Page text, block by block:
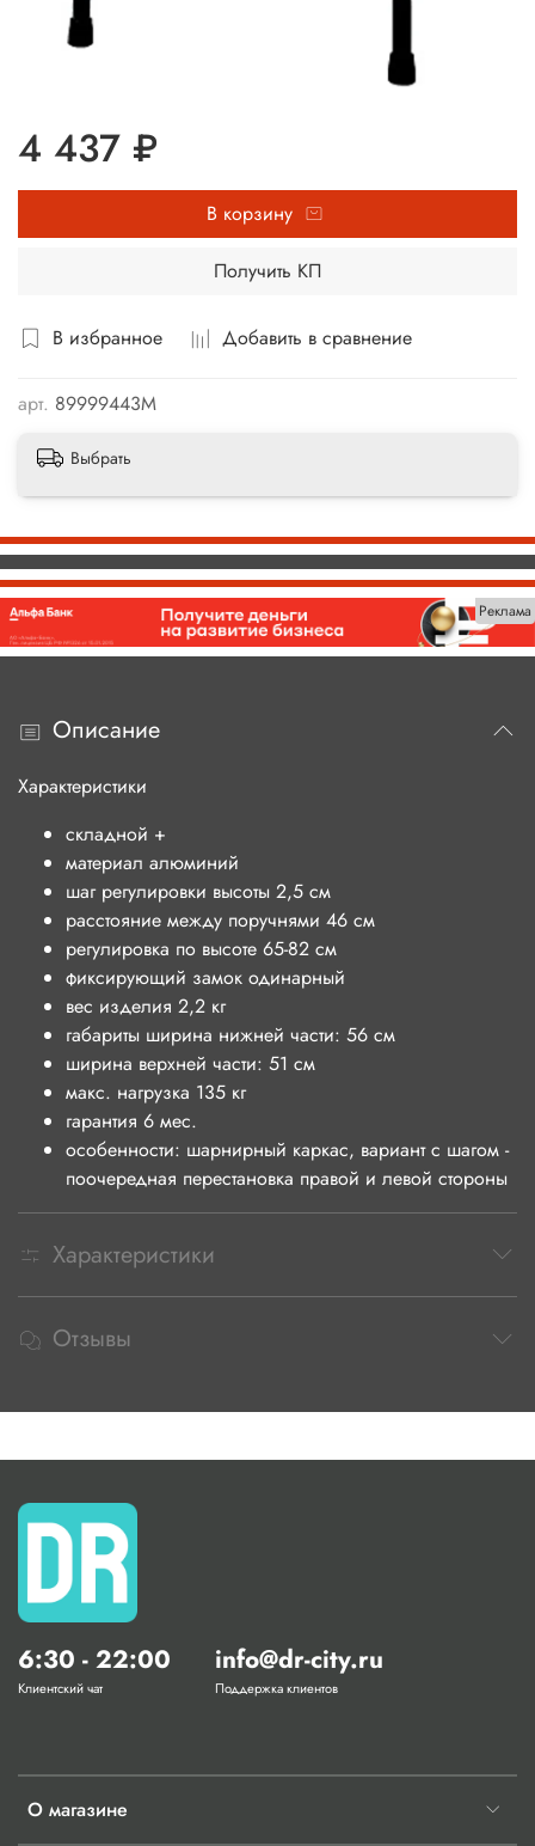
В избранное Добавить в сравнение
арт. 89999443М
4 437 ₽
В корзину
Получить КП
Выбрать
Реклама
Описание
Характеристики
складной +
материал алюминий
шаг регулировки высоты 2,5 см
расстояние между поручнями 46 см
регулировка по высоте 65-82 см
фиксирующий замок одинарный
вес изделия 2,2 кг
габариты ширина нижней части: 56 см
ширина верхней части: 51 см
макс. нагрузка 135 кг
гарантия 6 мес.
особенности: шарнирный каркас, вариант с шагом -
поочередная перестановка правой и левой стороны
Характеристики
Отзывы
О магазине
6:30 - 22:00
Клиентский чат
info@dr-city.ru
Поддержка клиентов